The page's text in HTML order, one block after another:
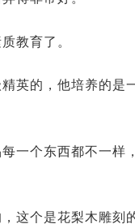
教育了。
英的，他培养的是
一个东西都不一样
这个是花梨木雕